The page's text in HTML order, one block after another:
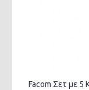
Facom Σετ με 5